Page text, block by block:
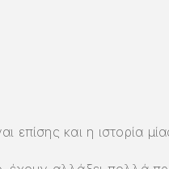
και η ιστορία